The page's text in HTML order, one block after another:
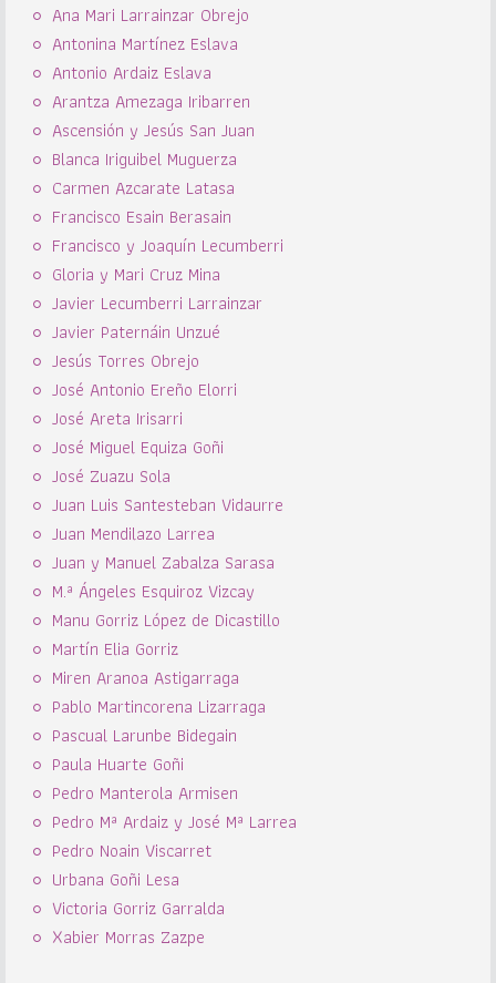
Ana Mari Larrainzar Obrejo
Antonina Martínez Eslava
Antonio Ardaiz Eslava
Arantza Amezaga Iribarren
Ascensión y Jesús San Juan
Blanca Iriguibel Muguerza
Carmen Azcarate Latasa
Francisco Esain Berasain
Francisco y Joaquín Lecumberri
Gloria y Mari Cruz Mina
Javier Lecumberri Larrainzar
Javier Paternáin Unzué
Jesús Torres Obrejo
José Antonio Ereño Elorri
José Areta Irisarri
José Miguel Equiza Goñi
José Zuazu Sola
Juan Luis Santesteban Vidaurre
Juan Mendilazo Larrea
Juan y Manuel Zabalza Sarasa
M.ª Ángeles Esquiroz Vizcay
Manu Gorriz López de Dicastillo
Martín Elia Gorriz
Miren Aranoa Astigarraga
Pablo Martincorena Lizarraga
Pascual Larunbe Bidegain
Paula Huarte Goñi
Pedro Manterola Armisen
Pedro Mª Ardaiz y José Mª Larrea
Pedro Noain Viscarret
Urbana Goñi Lesa
Victoria Gorriz Garralda
Xabier Morras Zazpe